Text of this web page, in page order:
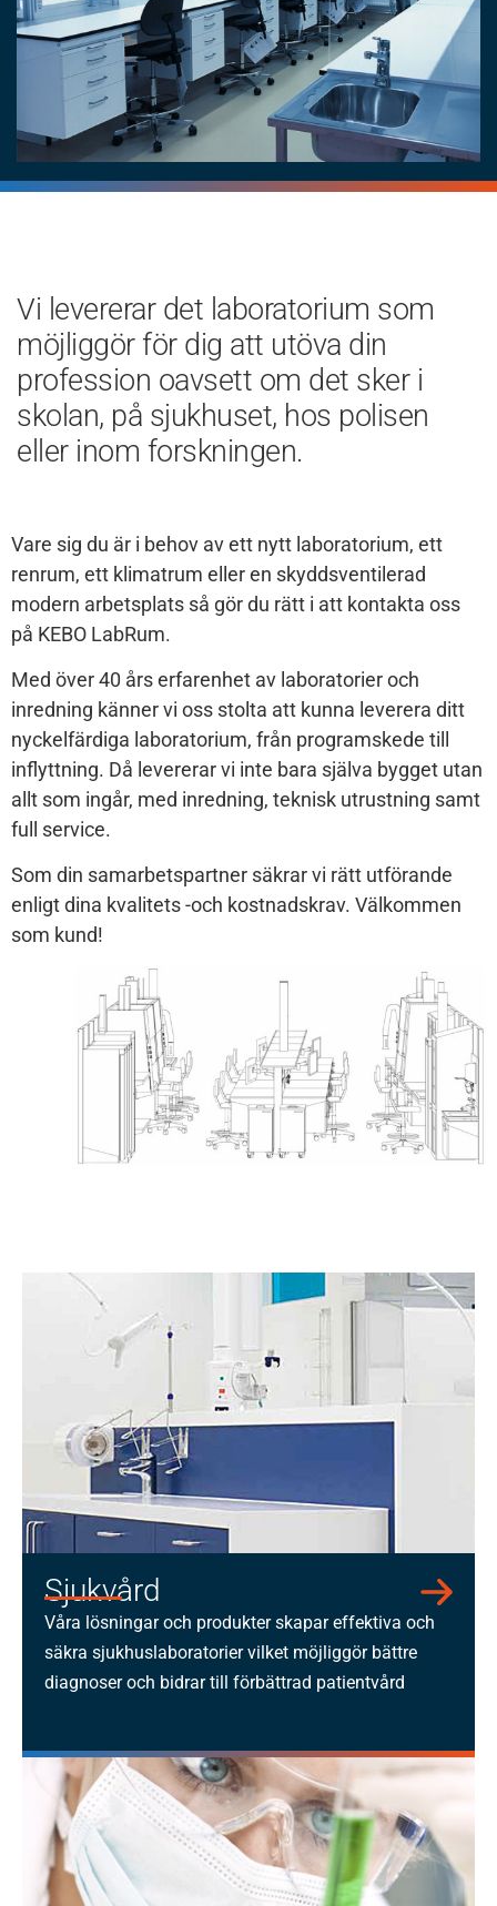
Vi levererar det laboratorium som
möjliggör för dig att utöva din
profession oavsett om det sker i
skolan, på sjukhuset, hos polisen
eller inom forskningen.
Vare sig du är i behov av ett nytt laboratorium, ett
renrum, ett klimatrum eller en skyddsventilerad
modern arbetsplats så gör du rätt i att kontakta oss
på KEBO LabRum.
Med över 40 års erfarenhet av laboratorier och
inredning känner vi oss stolta att kunna leverera ditt
nyckelfärdiga laboratorium, från programskede till
inflyttning. Då levererar vi inte bara själva bygget utan
allt som ingår, med inredning, teknisk utrustning samt
full service.
Som din samarbetspartner säkrar vi rätt utförande
enligt dina kvalitets -och kostnadskrav. Välkommen
som kund!
Sjukvård
Våra lösningar och produkter skapar effektiva och
säkra sjukhuslaboratorier vilket möjliggör bättre
diagnoser och bidrar till förbättrad patientvård